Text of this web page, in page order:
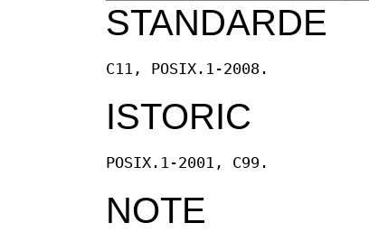
STANDARDE
C11, POSIX.1-2008.
ISTORIC
POSIX.1-2001, C99.
NOTE